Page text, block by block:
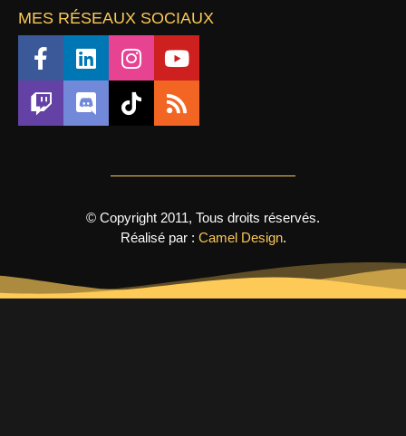
MES RÉSEAUX SOCIAUX
© Copyright 2011, Tous droits réservés.
Réalisé par : Camel Design.